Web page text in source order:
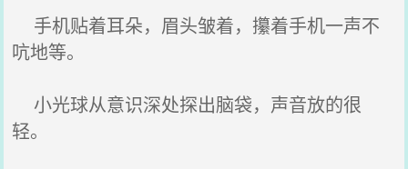
手机贴着耳朵，眉头皱着，攥着手机一声不
吭地等。
小光球从意识深处探出脑袋，声音放的很
轻。